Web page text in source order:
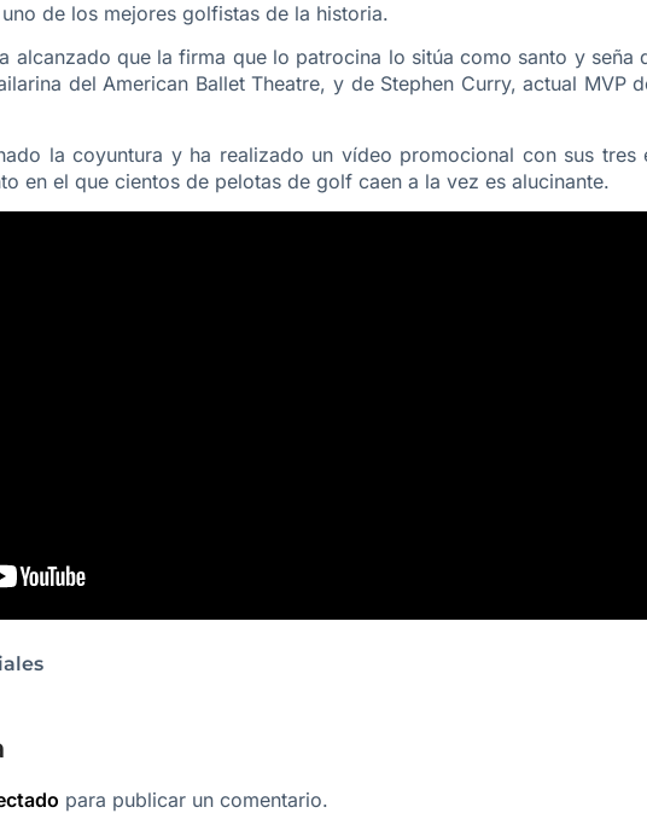
de los mejores golfistas de la historia.
alcanzado que la firma que lo patrocina lo sitúa como santo y seña
del American Ballet Theatre, y de Stephen Curry, actual MVP
la coyuntura y ha realizado un vídeo promocional con sus tres
en el que cientos de pelotas de golf caen a la vez es alucinante.
para publicar un comentario.